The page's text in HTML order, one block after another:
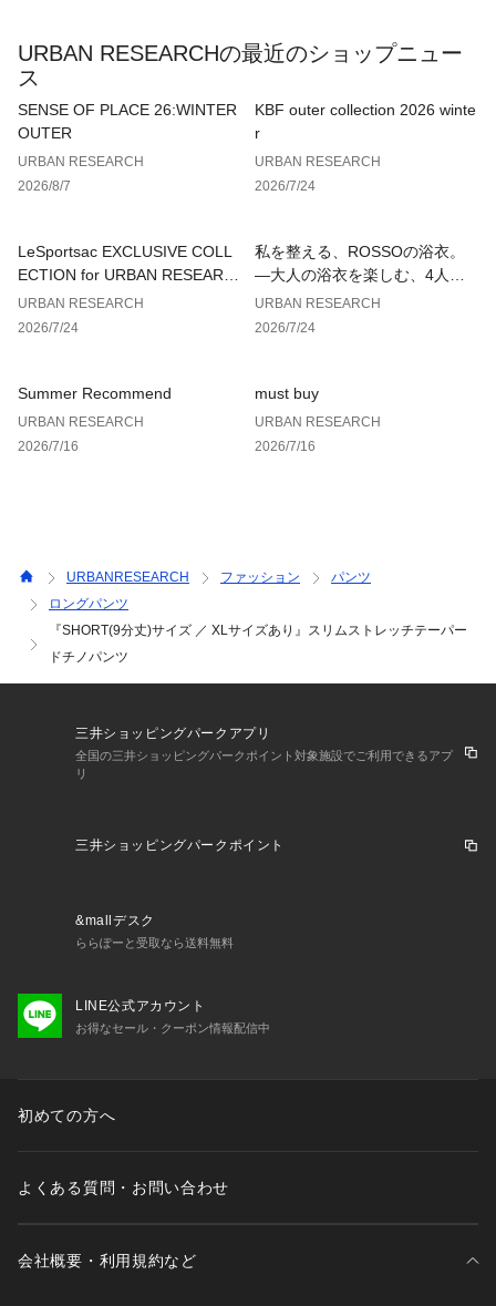
・快適なストレッチ性を備えています
-DESIGN-
・ウエスト、ヒップ、もも周りはゆとりのあるサイジングに設
・膝から裾にかけて徐々に細くなるテーパードシルエット
・シンプルな汎用性を重視したベーシックなデザインで、普段
・着回しのきく正統派カラーラインナップ
・新サイズ「SHORT（9分丈）」の追加により、裾上げ不要の
ジャストサイズや、足首を見せる軽やかな着こなしが選択可能
に
承ください。
※商品の色味の目安は、商品単体の画像をご参照ください。
NAVY：180cm(L) / 180cm(L-SHORT) / 185cm(L)
BEIGE：180cm(L) / 185cm(L) / 172cm(L)
BLACK：180cm(L-SHORT) / 180cm(L) / 185cm(L)
URBAN RESEARCHの最近のショップニュー
ス
SENSE OF PLACE 26:WINTER
OUTER
URBAN RESEARCH
2026/8/7
KBF outer collection 2026 winte
r
URBAN RESEARCH
2026/7/24
LeSportsac EXCLUSIVE COLL
ECTION for URBAN RESEARC
H
URBAN RESEARCH
2026/7/24
私を整える、ROSSOの浴衣。
—大人の浴衣を楽しむ、4人のT
IPS—
URBAN RESEARCH
2026/7/24
Summer Recommend
URBAN RESEARCH
2026/7/16
must buy
URBAN RESEARCH
2026/7/16
URBANRESEARCH ファッション
パンツ
ロングパンツ
『SHORT(9分丈)サイズ ／ XLサイズあり』スリムストレッチテーパー
ドチノパンツ
三井ショッピングパークアプリ
全国の三井ショッピングパークポイント対象施設でご利用できるアプ
リ
三井ショッピングパークポイント
&mallデスク
ららぽーと受取なら送料無料
LINE公式アカウント
お得なセール・クーポン情報配信中
初めての方へ
よくある質問・お問い合わせ
会社概要・利用規約など